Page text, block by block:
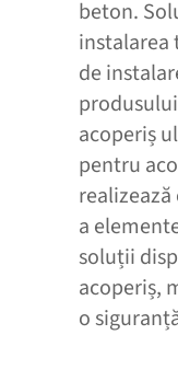
beton.
instalarea
de
acoperiș
pentru
a
soluții
acoperiș,
o